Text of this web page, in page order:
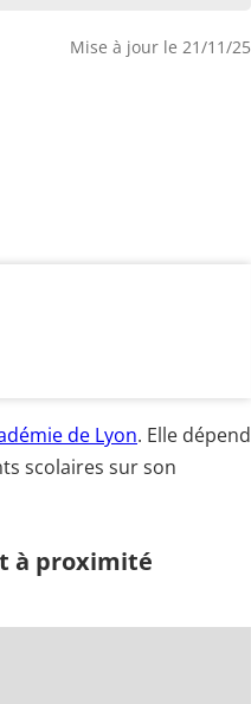
Mise à jour le 21/11/25
de Lyon. Elle dépend
scolaires sur son
à proximité